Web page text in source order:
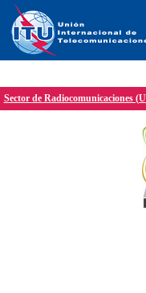
Sector de Radiocomunicaciones